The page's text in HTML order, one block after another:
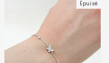
Épuisé